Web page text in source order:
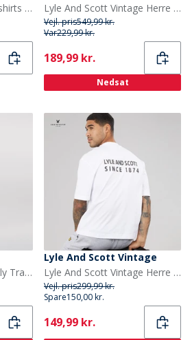
BOSS Herre Tre Pak T-shirts Open Miscellaneous
Lyle And Scott Vintage Herre Dyce Træningssko Light Brown
Vejl. pris549,99 kr.
Var229,99 kr.
Current
189,99 kr.
Nedsat
Ellesse Herre Ferrari Poly Tracksuit Sort
Lyle And Scott Vintage
Lyle And Scott Vintage Herre Oversized 1874 T-shirt Hvid
Vejl. pris299,99 kr.
Spare150,00 kr.
Current
149,99 kr.